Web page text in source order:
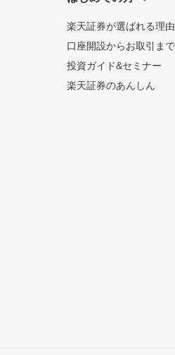
楽天証券が選ばれる理由
口座開設からお取引ま
投資ガイド&セミナー
楽天証券のあんしん